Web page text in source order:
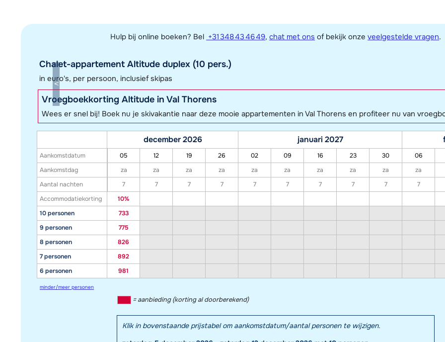
Hulp bij online boeken? Bel +31 348 43 46 49,chat met ons of bekijk onzeveelgestelde vragen.
Chalet-appartement Altitude duplex (10 pers.)
in euro's, per persoon, inclusief skipas
Vroegboekkorting Altitude in Val Thorens
Wees er snel bij! Boek nu je skivakantie naar deze mooie appartementen in Val Thorens en profiteer nu van
Aankomstdatum
Aankomstdag
Aantal nachten
Accommodatiekorting
10 personen
9 personen
8 personen
7 personen
6 personen
december 2026 januari 2027
05 12 19 26 02 09 16 23 30 06
za
za za za za za za za za za
7
7 7 7 7 7 7 7 7 7
10%
733
775
826
892
981
minder/meer personen
= aanbieding (korting al doorberekend)
Klik in bovenstaande prijstabel om aankomstdatum/aantal personen te wijzigen.